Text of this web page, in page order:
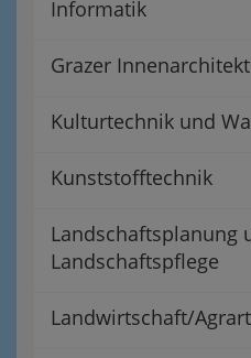
Informatik
Grazer
Kulturtechnik und
Kunststofftechnik
Landschaftsplanung
Landschaftspflege
Landwirtschaft/